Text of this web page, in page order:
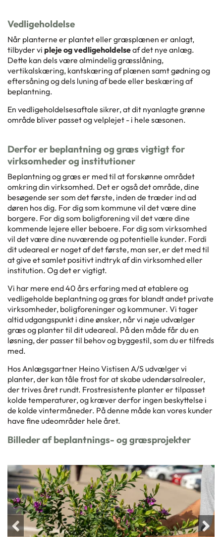
Vedligeholdelse
Når planterne er plantet eller græsplænen er anlagt,
tilbyder vi pleje og vedligeholdelseaf det nye anlæg.
Dette kan dels være almindelig græsslåning,
vertikalskæring, kantskæring af plænen samt gødning og
eftersåning og dels luning af bede eller beskæring af
beplantning.
En vedligeholdelsesaftale sikrer, at dit nyanlagte grønne
område bliver passet og velplejet - i hele sæsonen.
Derfor er beplantning og græs vigtigt for
virksomheder og institutioner
Beplantning og græs er med til at forskønne området
omkring din virksomhed. Det er også det område, dine
besøgende ser som det første, inden de træder ind ad
døren hos dig. For dig som kommune vil det være dine
borgere. For dig som boligforening vil det være dine
kommende lejere eller beboere. For dig som virksomhed
vil det være dine nuværende og potentielle kunder. Fordi
dit udeareal er noget af det første, man ser, er det med til
at give et samlet positivt indtryk af din virksomhed eller
institution. Og det er vigtigt.
Vi har mere end 40 års erfaring med at etablere og
vedligeholde beplantning og græs for blandt andet private
virksomheder, boligforeninger og kommuner. Vi tager
altid udgangspunkt i dine ønsker, når vi nøje udvælger
græs og planter til dit udeareal. På den måde får du en
løsning, der passer til behov og byggestil, som du er tilfreds
med.
Hos Anlægsgartner Heino Vistisen A/S udvælger vi
planter, der kan tåle frost for at skabe udendørsalrealer,
der trives året rundt. Frostresistente planter er tilpasset
kolde temperaturer, og kræver derfor ingen beskyttelse i
de kolde vintermåneder. På denne måde kan vores kunder
have fine udeområder hele året.
Billeder af beplantnings- og græsprojekter